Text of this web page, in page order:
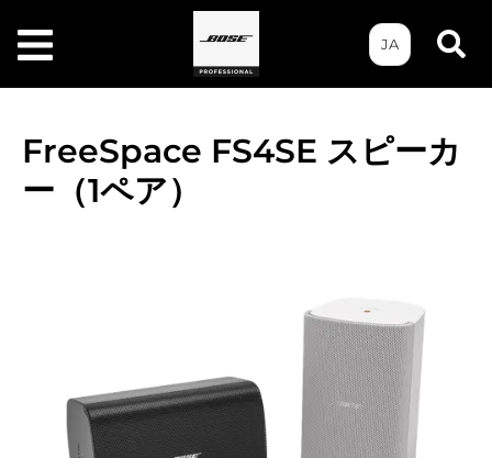
JA
FreeSpace FS4SE スピーカ
ー（1ペア）